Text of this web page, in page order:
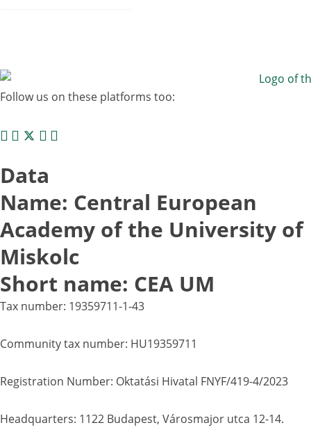
Follow us on these platforms too:
Data
Name: Central European
Academy of the University of
Miskolc
Short name: CEA UM
Tax number: 19359711-1-43
Community tax number: HU19359711
Registration Number: Oktatási Hivatal FNYF/419-4/2023
Headquarters: 1122 Budapest, Városmajor utca 12-14.